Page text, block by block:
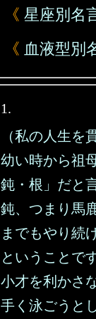
《 星座別名
《 血液型別
1.
（私の人生を
幼い時から祖
鈍・根」だと
鈍、つまり馬
までもやり続
ということです
小才を利かさ
手く泳ごうと